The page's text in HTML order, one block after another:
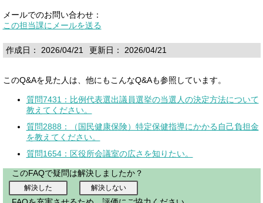
メールでのお問い合わせ：
この担当課にメールを送る
作成日： 2026/04/21 更新日： 2026/04/21
このQ&Aを見た人は、他にもこんなQ&Aも参照しています。
質問7431：比例代表選出議員選挙の当選人の決定方法について
教えてください。
質問2888：（国民健康保険）特定保健指導にかかる自己負担金
を教えてください。
質問1654：区役所会議室の広さを知りたい。
このFAQで疑問は解決しましたか？